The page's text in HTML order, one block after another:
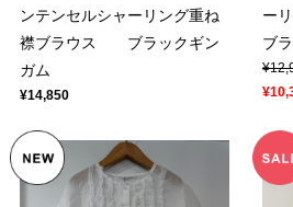
ンテンセルシャーリング重ね
襟ブラウス ブラックギン
ガム
¥14,850
ー
ブ